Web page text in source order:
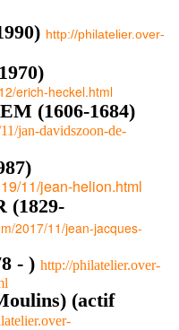
http://philatelier.over-
erich-heckel.html
(1606-1684)
jan-davidszoon-de-
11/jean-helion.html
(1829-
2017/11/jean-jacques-
- ) http://philatelier.over-
(actif